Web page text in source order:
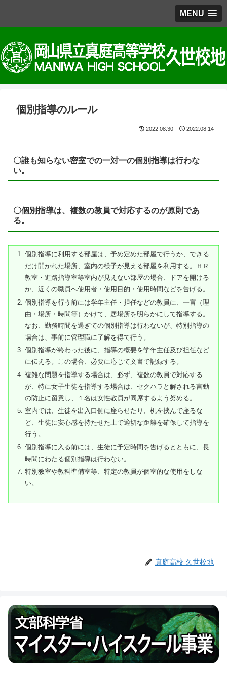
MENU
個別指導のルール
2022.08.30 2022.08.14
〇誰も知らない密室での一対一の個別指導は行わな
い。
〇個別指導は、複数の教員で対応するのが原則であ
る。
個別指導に利用する部屋は、予め定めた部屋で行うか、できる
だけ開かれた場所、室内の様子が見える部屋を利用する。ＨＲ
教室・進路指導室等室内が見えない部屋の場合、ドアを開ける
か、近くの職員へ使用者・使用目的・使用時間などを告げる。
個別指導を行う前には学年主任・担任などの教員に、一言（理
由・場所・時間等）かけて、居場所を明らかにして指導する。
なお、勤務時間を過ぎての個別指導は行わないが、特別指導の
場合は、事前に管理職に了解を得て行う。
個別指導が終わった後に、指導の概要を学年主任及び担任など
に伝える。この場合、必要に応じて文書で記録する。
複雑な問題を指導する場合は、必ず、複数の教員で対応する
が、特に女子生徒を指導する場合は、セクハラと解される言動
の防止に留意し、１名は女性教員が同席するよう努める。
室内では、生徒を出入口側に座らせたり、机を挟んで座るな
ど、生徒に安心感を持たせた上で適切な距離を確保して指導を
行う。
個別指導に入る前には、生徒に予定時間を告げるとともに、長
時間にわたる個別指導は行わない。
特別教室や教科準備室等、特定の教員が個室的な使用をしな
い。
真庭高校 久世校地